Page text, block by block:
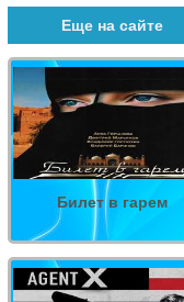
Еще на сайте
Билет в гарем